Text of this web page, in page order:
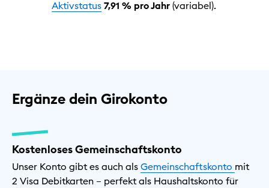
Aktivstatus 7,91 % pro Jahr (variabel).
Ergänze dein Girokonto
Kostenloses Gemeinschaftskonto
Unser Konto gibt es auch als Gemeinschaftskonto mit
2 Visa Debitkarten – perfekt als Haushaltskonto für